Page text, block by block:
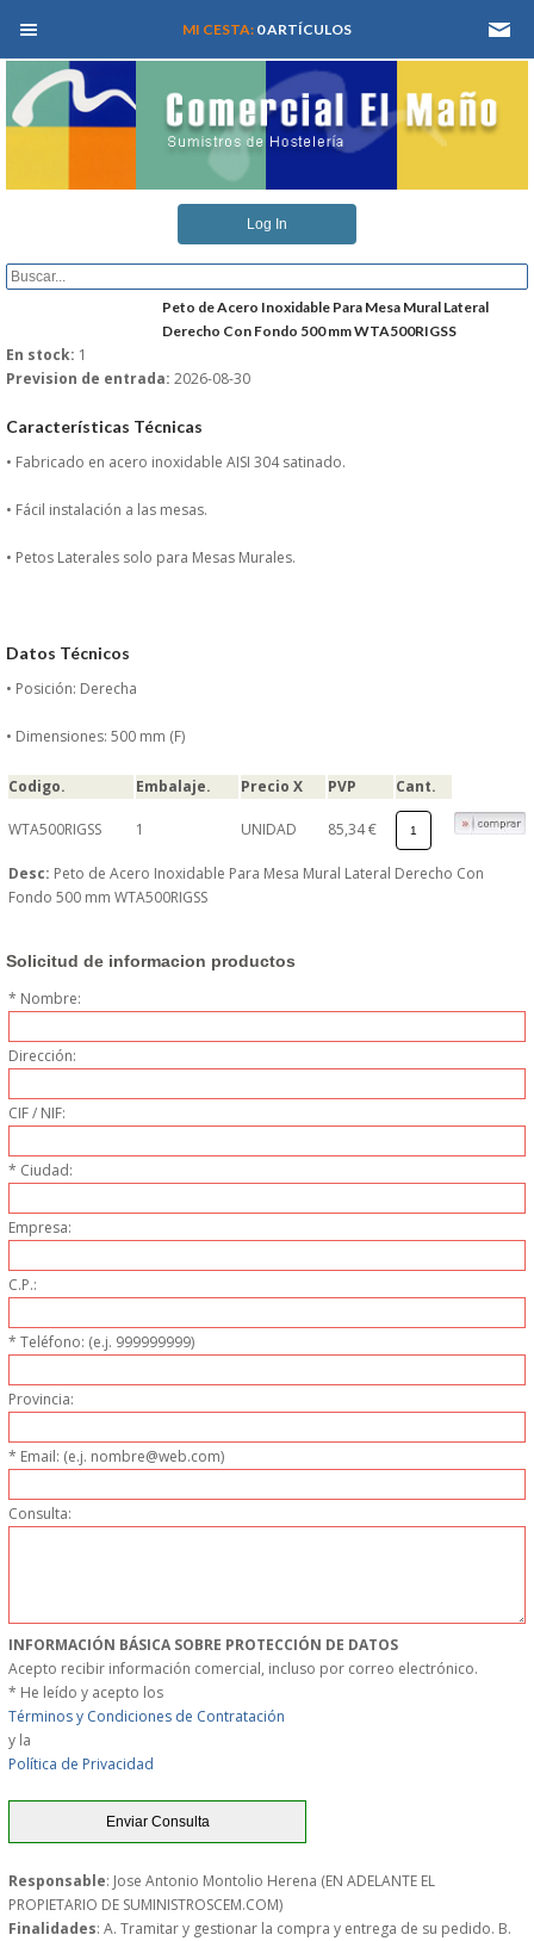
MEN� PRINCIPAL
QUIENES SOMOS
REFORMAS Y PROYECTOS
REGISTRARSE
COMPLEMENTOS DE BA�O
COMPLEMENTOS DE MESA
ELECTRODOM�STICOS
LIMPIEZA
MAQUINARIA CALIENTE
MAQUINARIA DE
ELABORACI�N
MAQUINARIA FRIA
MAQUINARIA DE LIMPIEZA
MUEBLES
MUEBLES INOX. COCINA
PAPEL Y PRODUCTOS UNIUSO
VAJILLA
CUCHILLOS DE COCINA
MI CESTA: 0 ARTÍCULOS
Log In
Peto de Acero Inoxidable Para Mesa Mural Lateral
Derecho Con Fondo 500 mm WTA500RIGSS
En stock: 1
Prevision de entrada: 2026-08-30
Características Técnicas
• Fabricado en acero inoxidable AISI 304 satinado.
• Fácil instalación a las mesas.
• Petos Laterales solo para Mesas Murales.
Datos Técnicos
• Posición: Derecha
• Dimensiones: 500 mm (F)
Codigo. Embalaje. Precio X PVP Cant.
WTA500RIGSS 1 UNIDAD 85,34 €
Desc: Peto de Acero Inoxidable Para Mesa Mural Lateral Derecho Con
Fondo 500 mm WTA500RIGSS
Solicitud de informacion productos
* Nombre:
Dirección:
CIF / NIF:
* Ciudad:
Empresa:
C.P.:
* Teléfono: (e.j. 999999999)
Provincia:
* Email: (e.j. nombre@web.com)
Consulta:
INFORMACIÓN BÁSICA SOBRE PROTECCIÓN DE DATOS
Acepto recibir información comercial, incluso por correo electrónico.
* He leído y acepto los
Términos y Condiciones de Contratación
y la
Política de Privacidad
Responsable: Jose Antonio Montolio Herena (EN ADELANTE EL
PROPIETARIO DE SUMINISTROSCEM.COM)
Finalidades: A. Tramitar y gestionar la compra y entrega de su pedido. B.